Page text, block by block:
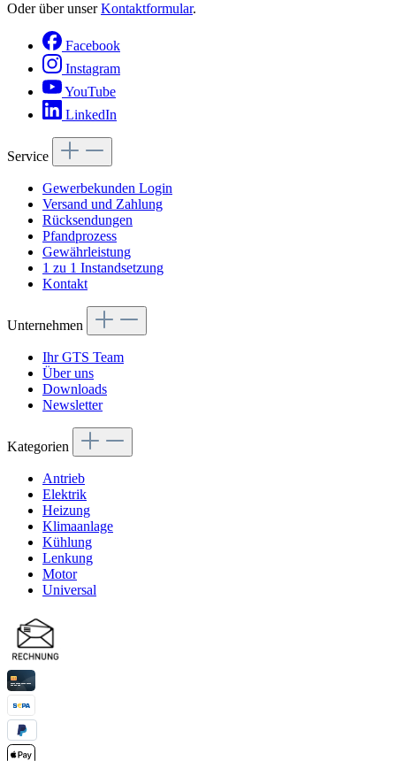
Oder über unserKontaktformular.
Facebook
Instagram
YouTube
LinkedIn
Service
Gewerbekunden Login
Versand und Zahlung
Rücksendungen
Pfandprozess
Gewährleistung
1 zu 1 Instandsetzung
Kontakt
Unternehmen
Ihr GTS Team
Über uns
Downloads
Newsletter
Kategorien
Antrieb
Elektrik
Heizung
Klimaanlage
Kühlung
Lenkung
Motor
Universal